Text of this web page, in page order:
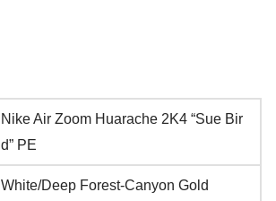
Nike Air Zoom Huarache 2K4 “Sue Bir
d” PE
White/Deep Forest-Canyon Gold